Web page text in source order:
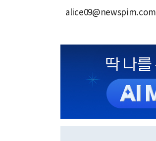
alice09@newspim.com